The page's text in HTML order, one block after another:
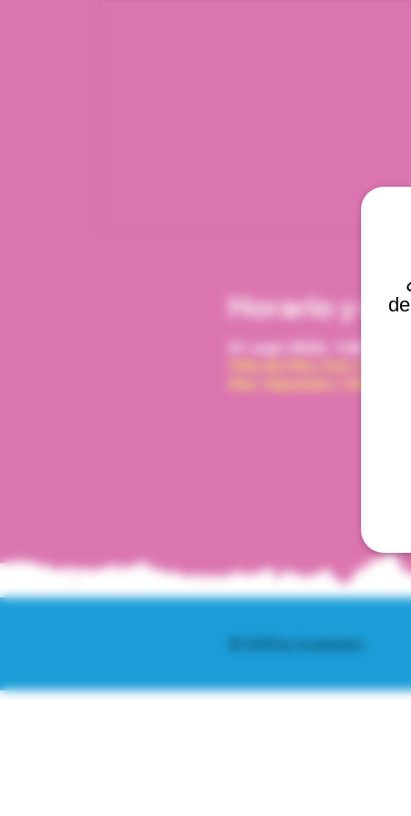
Horario y
21 sept 2025, 1:00 p. m.
Viña del Mar, Cam.
© 2025 by Scantastic.